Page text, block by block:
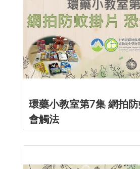
環藥小教室第7集 網拍
會觸法